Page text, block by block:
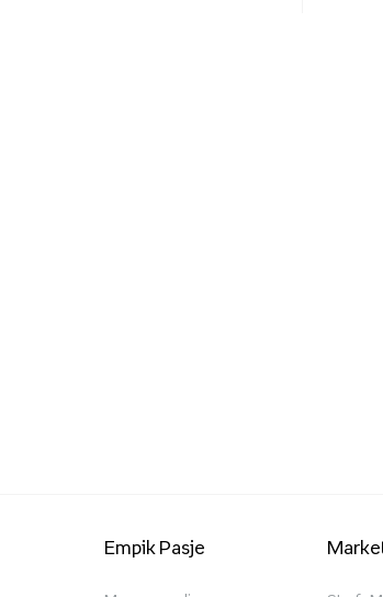
Empik Pasje